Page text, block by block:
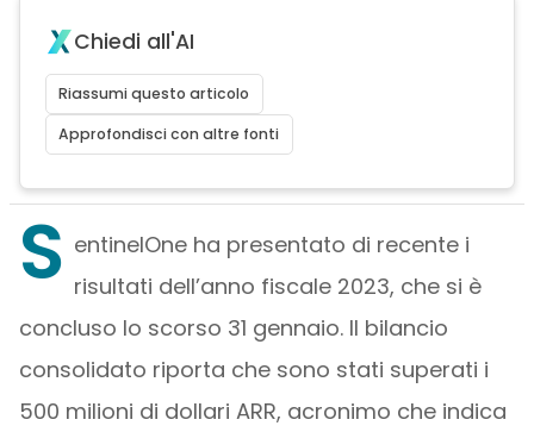
Chiedi all'AI
Riassumi questo articolo
Approfondisci con altre fonti
S entinelOne ha presentato di recente i
risultati dell’anno fiscale 2023, che si è
concluso lo scorso 31 gennaio. Il bilancio
consolidato riporta che sono stati superati i
500 milioni di dollari ARR, acronimo che indica